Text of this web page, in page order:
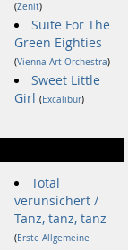
(Zenit)
Suite For The
Green Eighties
(Vienna Art Orchestra)
Sweet Little
Girl (Excalibur)
Total
verunsichert /
Tanz, tanz, tanz
(Erste Allgemeine